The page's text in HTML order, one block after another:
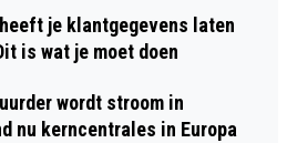
je klantgegevens laten
is wat je moet doen
wordt stroom in
nu kerncentrales in Europa